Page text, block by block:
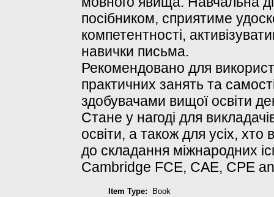
посібником, сприятиме
компетентності,
навички письма.
Рекомендовано для
практичних занять та
здобувачами вищої освіти
Стане у нагоді для
освіти, а також для усіх, хто
до складання міжнародних
Cambridge FCE, CAE, CPE
Item Type: Book